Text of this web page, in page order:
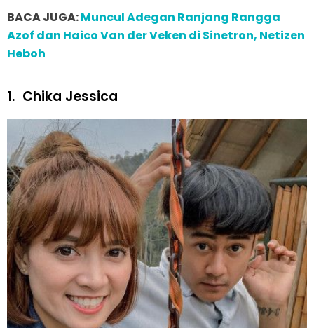
BACA JUGA:Muncul Adegan Ranjang Rangga
Azof dan Haico Van der Veken di Sinetron, Netizen
Heboh
1. Chika Jessica